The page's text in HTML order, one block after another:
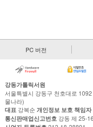
PC 버전
강동가톨릭서원
서울특별시 강동구 천호대로
물나라)
대표 강복순 개인정보 보호 책임자
통신판매업신고번호 강동 제 25-